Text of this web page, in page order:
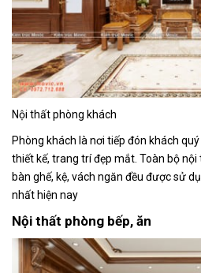
Nội thất phòng khách
Phòng khách là nơi tiếp đón khách
thiết kế, trang trí đẹp mắt. Toàn bộ
bàn ghế, kệ, vách ngăn đều được sử
nhất hiện nay
Nội thất phòng bếp, ăn